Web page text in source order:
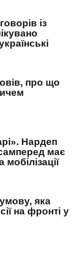
із
про що
Нардеп
має
яка
на фронті у